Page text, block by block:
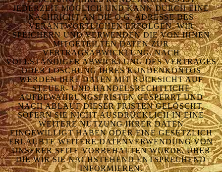
EDERZEIT MÖGLICH UND KANN DURCH EINE N
ACHRICHT AN DIE O.G. ADRESSE DES V
ERANTWORTLICHEN ERFOLGEN. WIR S
PEICHERN UND VERWENDEN DIE VON IHNEN M
ITGETEILTEN DATEN ZUR V
ERTRAGSABWICKLUNG. NACH V
OLLSTÄNDIGER ABWICKLUNG DES VERTRAGES O
DER LÖSCHUNG IHRES KUNDENKONTOS W
ERDEN IHRE DATEN MIT RÜCKSICHT AUF S
TEUER- UND HANDELSRECHTLICHE A
UFBEWAHRUNGSFRISTEN GESPERRT UND N
ACH ABLAUF DIESER FRISTEN GELÖSCHT, S
OFERN SIE NICHT AUSDRÜCKLICH IN EINE W
EITERE NUTZUNG IHRER DATEN E
INGEWILLIGT HABEN ODER EINE GESETZLICH E
RLAUBTE WEITERE DATENVERWENDUNG VON U
NSERER SEITE VORBEHALTEN WURDE, ÜBER D
IE WIR SIE NACHSTEHEND ENTSPRECHEND I
NFORMIEREN.